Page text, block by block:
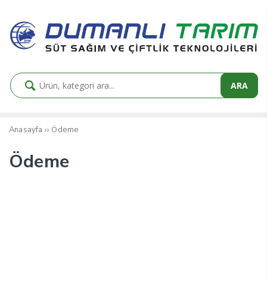
ARA
Anasayfa ›› Ödeme
Ödeme